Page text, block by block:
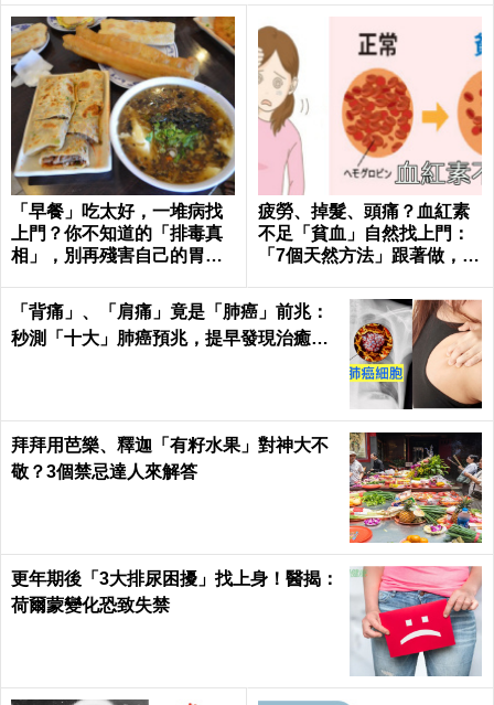
「早餐」吃太好，一堆病找
上門？你不知道的「排毒真
相」，別再殘害自己的胃
疲勞、掉髮、頭痛？血紅素
不足「貧血」自然找上門：
「7個天然方法」跟著做，杜
「背痛」、「肩痛」竟是「肺癌」前兆：
秒測「十大」肺癌預兆，提早發現治癒率
拜拜用芭樂、釋迦「有籽水果」對神大不
敬？3個禁忌達人來解答
更年期後「3大排尿困擾」找上身！醫揭：
荷爾蒙變化恐致失禁